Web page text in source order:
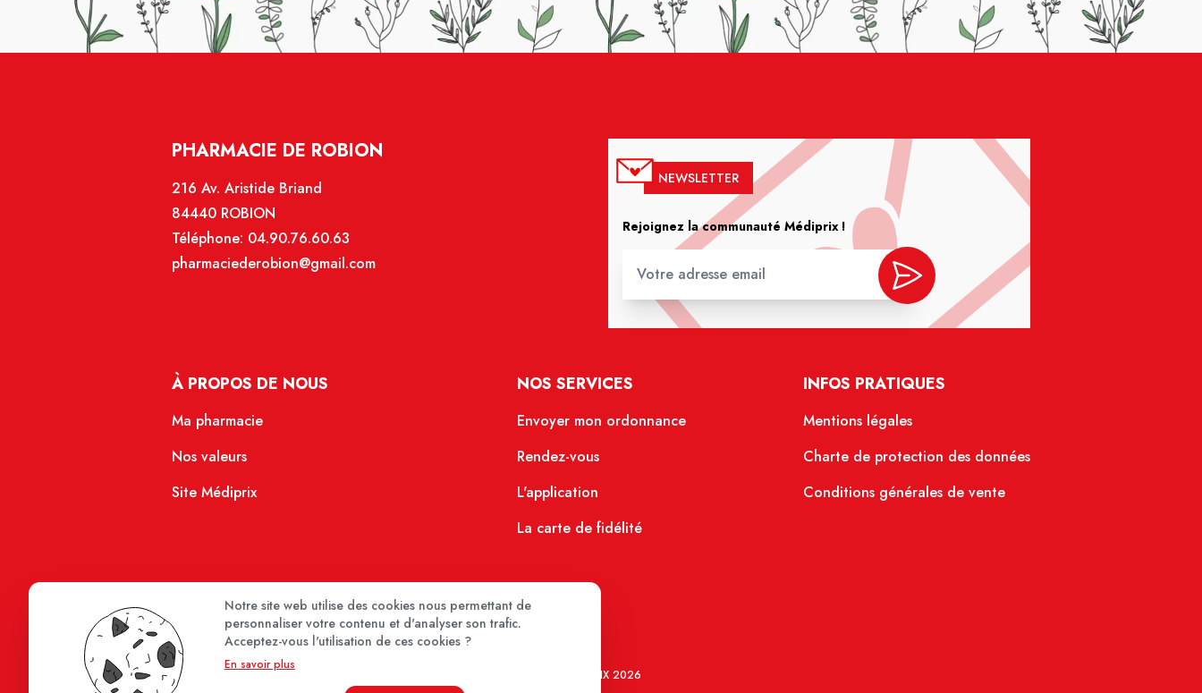
PHARMACIE DE ROBION
216 Av. Aristide Briand
84440 ROBION
Téléphone: 04.90.76.60.63
pharmaciederobion@gmail.com
NEWSLETTER
Rejoignez la communauté Médiprix !
À PROPOS DE NOUS
Ma pharmacie
Nos valeurs
Site Médiprix
NOS SERVICES
Envoyer mon ordonnance
Rendez-vous
L'application
La carte de fidélité
INFOS PRATIQUES
Mentions légales
Charte de protection des données
Conditions générales de vente
MEDIPRIX 2026
Notre site web utilise des cookies nous permettant de
personnaliser votre contenu et d'analyser son trafic.
Acceptez-vous l'utilisation de ces cookies ?
En savoir plus